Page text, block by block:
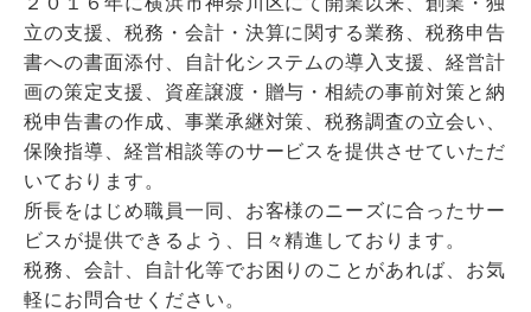
立の支援、税務・会計・決算に関する業務、税務申告
書への書面添付、自計化システムの導入支援、経営計
画の策定支援、資産譲渡・贈与・相続の事前対策と納
税申告書の作成、事業承継対策、税務調査の立会い、
保険指導、経営相談等のサービスを提供させていただ
いております。
所長をはじめ職員一同、お客様のニーズに合ったサー
ビスが提供できるよう、日々精進しております。
税務、会計、自計化等でお困りのことがあれば、お気
軽にお問合せください。